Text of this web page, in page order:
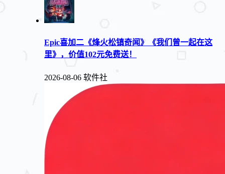
Epic喜加二《烽火松镇奇闻》《我们曾一起在这
里》，价值102元免费送！
2026-08-06 软件社